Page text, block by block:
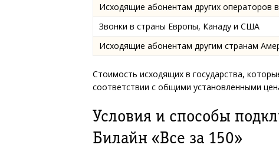
Исходящие абонентам других
Звонки в страны Европы, Канаду и США
Исходящие абонентам другим странам
Стоимость исходящих в государства,
соответствии с общими установленными
Условия и способы
Билайн «Все за 150»